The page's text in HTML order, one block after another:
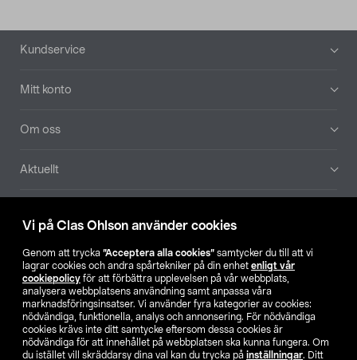
Vi på Clas Ohlson använder cookies
Genom att trycka ”Acceptera alla cookies” samtycker du till att vi
lagrar cookies och andra spårtekniker på din enhet enligt vår
cookiepolicy för att förbättra upplevelsen på vår webbplats,
analysera webbplatsens användning samt anpassa våra
marknadsföringsinsatser. Vi använder fyra kategorier av cookies:
nödvändiga, funktionella, analys och annonsering. För nödvändiga
cookies krävs inte ditt samtycke eftersom dessa cookies är
nödvändiga för att innehållet på webbplatsen ska kunna fungera. Om
du istället vill skräddarsy dina val kan du trycka på inställningar. Ditt
Sidfot
Kundservice
Mitt konto
Om oss
Aktuellt
Hitta butik
SE NO FI